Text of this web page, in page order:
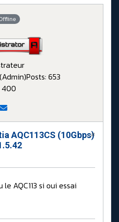
Posts: 653
400
AQC113CS (10Gbps)
#
AQC113 si oui essai